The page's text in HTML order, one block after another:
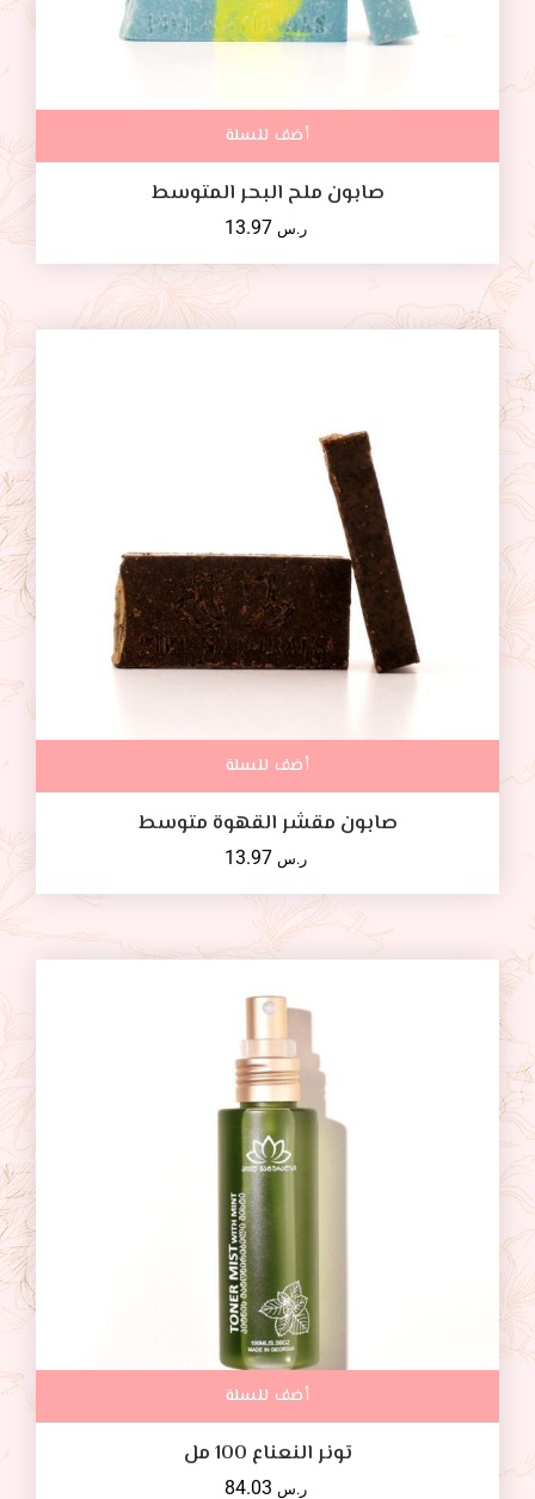
أضف للسلة
صابون ملح البحر المتوسط
ر.س
أضف للسلة
صابون مقشر القهوة متوسط
ر.س
أضف للسلة
تونر النعناع 100 مل
ر.س